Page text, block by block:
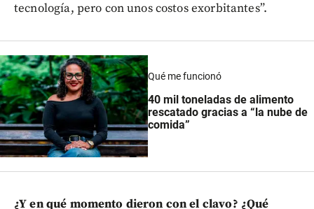
tecnología, pero con unos costos exorbitantes”.
Qué me funcionó
40 mil toneladas de alimento
rescatado gracias a “la nube de
comida”
¿Y en qué momento dieron con el clavo? ¿Qué